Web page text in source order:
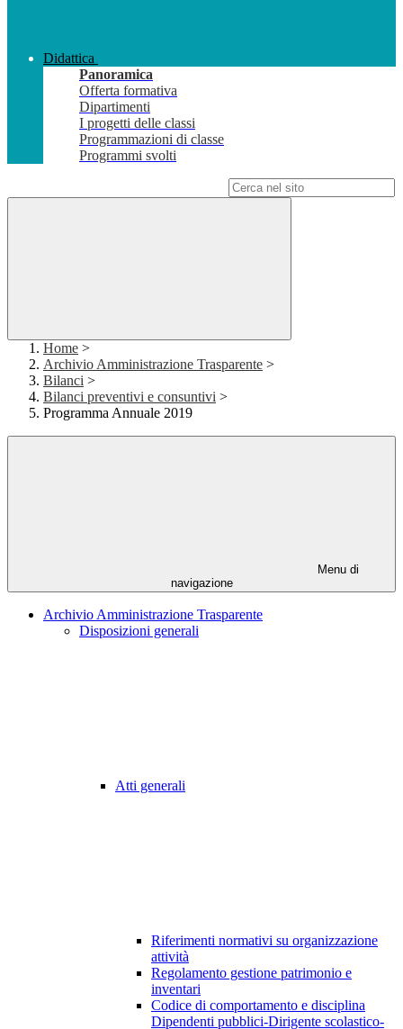
Didattica
Panoramica
Offerta formativa
Dipartimenti
I progetti delle classi
Programmazioni di classe
Programmi svolti
Home >
Archivio Amministrazione Trasparente >
Bilanci >
Bilanci preventivi e consuntivi >
Programma Annuale 2019
Menu di
navigazione
Archivio Amministrazione Trasparente
Disposizioni generali
Atti generali
Riferimenti normativi su organizzazione
attività
Regolamento gestione patrimonio e
inventari
Codice di comportamento e disciplina
Dipendenti pubblici-Dirigente scolastico-